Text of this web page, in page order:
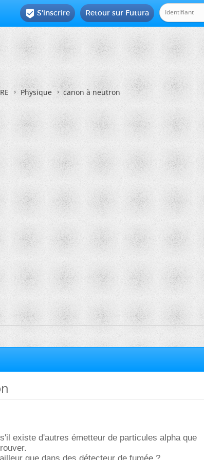
Retour sur Futura
 S'inscrire
Physique canon à neutron
existe d'autres émetteur de particules alpha que